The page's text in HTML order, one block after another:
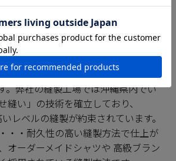
わり
進商会の子会社で基幹工場であるニチ
をもつ職人たちによって一枚一枚丁
。弊社の縫製工場では沖縄県内でい
い」の技術を確立しており、
レベルの縫製が約束されています。
・・耐久性の高い縫製方法で仕上が
オーダーメイドシャツや 高級ブラン